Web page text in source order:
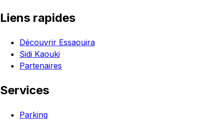
Liens rapides
Découvrir Essaouira
Sidi Kaouki
Partenaires
Services
Parking